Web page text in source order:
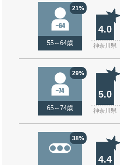
21%
55～64歳
4.0
神奈川県
29%
65～74歳
5.0
神奈川県
38%
4.4